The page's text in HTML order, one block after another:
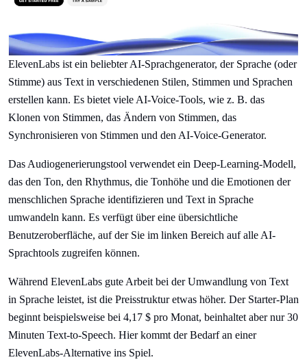
ElevenLabs ist ein beliebter AI-Sprachgenerator, der Sprache (oder
Stimme) aus Text in verschiedenen Stilen, Stimmen und Sprachen
erstellen kann. Es bietet viele AI-Voice-Tools, wie z. B. das
Klonen von Stimmen, das Ändern von Stimmen, das
Synchronisieren von Stimmen und den AI-Voice-Generator.
Das Audiogenerierungstool verwendet ein Deep-Learning-Modell,
das den Ton, den Rhythmus, die Tonhöhe und die Emotionen der
menschlichen Sprache identifizieren und Text in Sprache
umwandeln kann. Es verfügt über eine übersichtliche
Benutzeroberfläche, auf der Sie im linken Bereich auf alle AI-
Sprachtools zugreifen können.
Während ElevenLabs gute Arbeit bei der Umwandlung von Text
in Sprache leistet, ist die Preisstruktur etwas höher. Der Starter-Plan
beginnt beispielsweise bei 4,17 $ pro Monat, beinhaltet aber nur 30
Minuten Text-to-Speech. Hier kommt der Bedarf an einer
ElevenLabs-Alternative ins Spiel.